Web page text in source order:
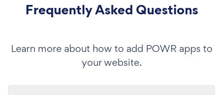
Frequently Asked Questions
Learn more about how to add POWR apps to
your website.